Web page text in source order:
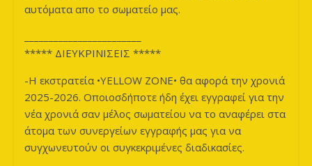
αυτόματα απο το σωματείο μας.
***** ΔΙΕΥΚΡΙΝΙΣΕΙΣ *****
-Η εκστρατεία •YELLOW ZONE• θα αφορά την χρονιά
2025-2026. Οποιοσδήποτε ήδη έχει εγγραφεί για την
νέα χρονιά σαν μέλος σωματείου να το αναφέρει στα
άτομα των συνεργείων εγγραφής μας για να
συγχωνευτούν οι συγκεκριμένες διαδικασίες.